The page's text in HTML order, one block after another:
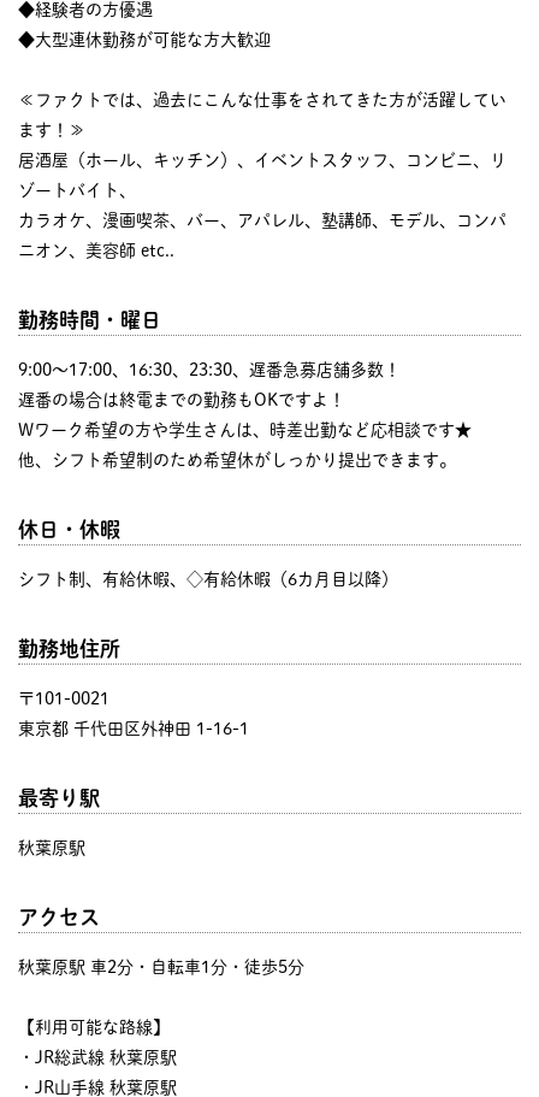
◆経験者の方優遇
◆大型連休勤務が可能な方大歓迎
≪ファクトでは、過去にこんな仕事をされてきた方が活躍してい
ます！≫
居酒屋（ホール、キッチン）、イベントスタッフ、コンビニ、リ
ゾートバイト、
カラオケ、漫画喫茶、バー、アパレル、塾講師、モデル、コンパ
ニオン、美容師 etc..
勤務時間・曜日
9:00〜17:00、16:30、23:30、遅番急募店舗多数！
遅番の場合は終電までの勤務もOKですよ！
Wワーク希望の方や学生さんは、時差出勤など応相談です★
他、シフト希望制のため希望休がしっかり提出できます。
休日・休暇
シフト制、有給休暇、◇有給休暇（6カ月目以降）
勤務地住所
〒101-0021
東京都 千代田区外神田 1-16-1
最寄り駅
秋葉原駅
アクセス
秋葉原駅 車2分・自転車1分・徒歩5分
【利用可能な路線】
・JR総武線 秋葉原駅
・JR山手線 秋葉原駅